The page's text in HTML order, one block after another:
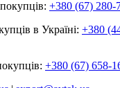
+380 (67) 280-
в Україні: +380
+380 (67) 658-